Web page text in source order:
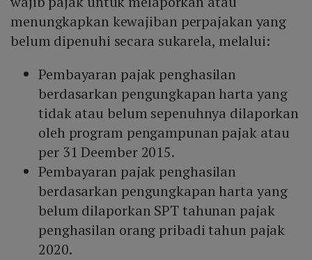
menungkapkan kewajiban perpajakan yang
belum dipenuhi secara sukarela, melalui:
Pembayaran pajak penghasilan
berdasarkan pengungkapan harta yang
tidak atau belum sepenuhnya dilaporkan
oleh program pengampunan pajak atau
per 31 Deember 2015.
Pembayaran pajak penghasilan
berdasarkan pengungkapan harta yang
belum dilaporkan SPT tahunan pajak
penghasilan orang pribadi tahun pajak
2020.